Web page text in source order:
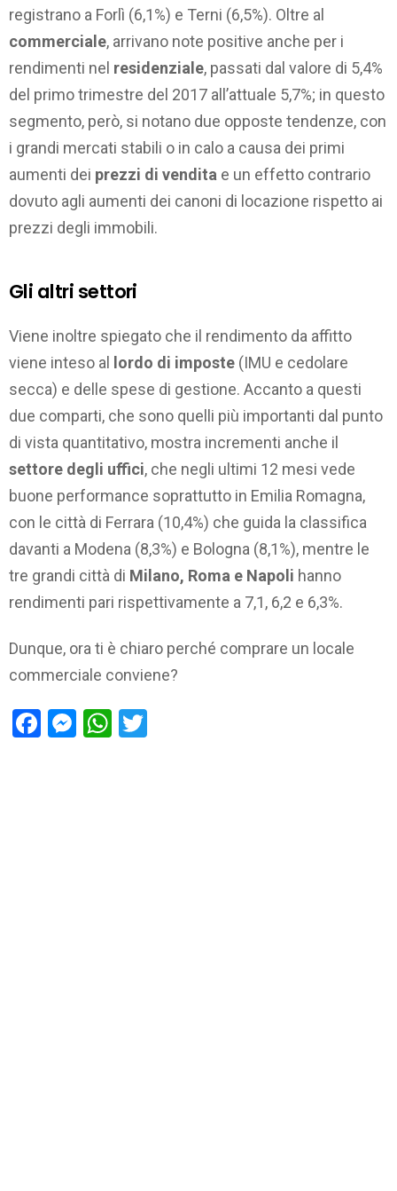
registrano a Forlì (6,1%) e Terni (6,5%). Oltre al
commerciale, arrivano note positive anche per i
rendimenti nel residenziale, passati dal valore di 5,4%
del primo trimestre del 2017 all’attuale 5,7%; in questo
segmento, però, si notano due opposte tendenze, con
i grandi mercati stabili o in calo a causa dei primi
aumenti dei prezzi di vendita e un effetto contrario
dovuto agli aumenti dei canoni di locazione rispetto ai
prezzi degli immobili.
Gli altri settori
Viene inoltre spiegato che il rendimento da affitto
viene inteso al lordo di imposte (IMU e cedolare
secca) e delle spese di gestione. Accanto a questi
due comparti, che sono quelli più importanti dal punto
di vista quantitativo, mostra incrementi anche il
settore degli uffici, che negli ultimi 12 mesi vede
buone performance soprattutto in Emilia Romagna,
con le città di Ferrara (10,4%) che guida la classifica
davanti a Modena (8,3%) e Bologna (8,1%), mentre le
tre grandi città di Milano, Roma e Napoli hanno
rendimenti pari rispettivamente a 7,1, 6,2 e 6,3%.
Dunque, ora ti è chiaro perché comprare un locale
commerciale conviene?
Facebook
Messenger
WhatsApp